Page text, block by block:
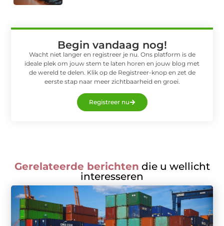
Begin vandaag nog!
Wacht niet langer en registreer je nu. Ons platform is de
ideale plek om jouw stem te laten horen en jouw blog met
de wereld te delen. Klik op de Registreer-knop en zet de
eerste stap naar meer zichtbaarheid en groei.
Registreer nu
Gerelateerde berichten die u wellicht
interesseren